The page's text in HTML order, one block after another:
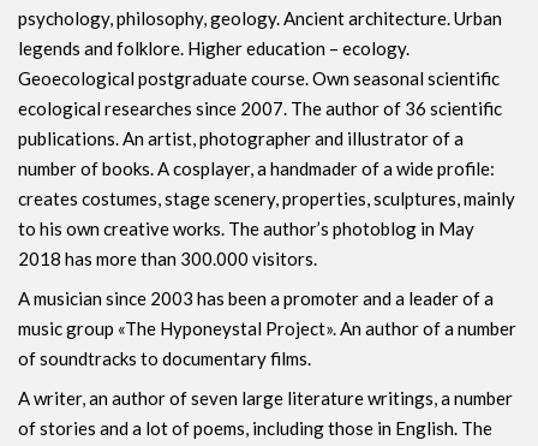
psychology, philosophy, geology. Ancient architecture. Urban
legends and folklore. Higher education – ecology.
Geoecological postgraduate course. Own seasonal scientific
ecological researches since 2007. The author of 36 scientific
publications. An artist, photographer and illustrator of a
number of books. A cosplayer, a handmader of a wide profile:
creates costumes, stage scenery, properties, sculptures, mainly
to his own creative works. The author’s photoblog in May
2018 has more than 300.000 visitors.
A musician since 2003 has been a promoter and a leader of a
music group «The Hyponeystal Project». An author of a number
of soundtracks to documentary films.
A writer, an author of seven large literature writings, a number
of stories and a lot of poems, including those in English. The